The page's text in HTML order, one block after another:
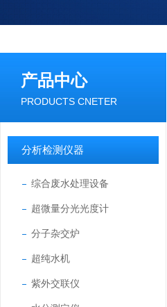
产品中心
PRODUCTS CNETER
分析检测仪器
综合废水处理设备
超微量分光光度计
分子杂交炉
超纯水机
紫外交联仪